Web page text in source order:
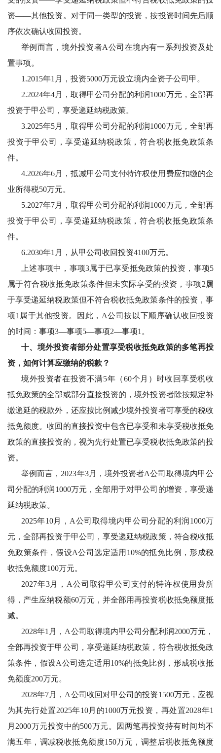
资——其他投资。对于同一类型的投资，按投资时间先后顺
序依次确认收回投资。
举例而言，境外投资者A公司在境内有一系列投资及处
置事项。
1.2015年1月，投资5000万元设立境内全资子公司甲。
2.2024年4月，取得甲公司分配的利润1000万元，全部再
投资于甲公司，享受递延纳税政策。
3.2025年5月，取得甲公司分配的利润1000万元，全部再
投资于甲公司，享受递延纳税政策，符合税收抵免政策条
件。
4.2026年6月，抵减甲公司支付特许权使用费应扣缴的企
业所得税50万元。
5.2027年7月，取得甲公司分配的利润1000万元，全部再
投资于甲公司，享受递延纳税政策，符合税收抵免政策条
件。
6.2030年1月，从甲公司收回投资4100万元。
上述事项中，事项3属于已享受抵免政策的投资，事项5
属于符合税收抵免政策条件但未实际享受的投资，事项2属
于享受递延纳税政策但不符合税收抵免政策条件的投资，事
项1属于其他投资。因此，A公司按以下顺序确认收回投资
的时间：事项3—事项5—事项2—事项1。
十、境外投资者部分处置享受税收抵免政策的多笔再投
资，如何计算应缴纳的税款？
境外投资者在投资不满5年（60个月）时收回享受税收
抵免政策的全部或部分直接投资的，境外投资者除按规定补
缴递延的税款外，还应按比例减少境外投资者可享受的税收
抵免额度。收回的直接投资中包含已享受和未享受税收抵免
政策的直接投资的，视为先行处置已享受税收抵免政策的投
资。
举例而言， 2023年3月，境外投资者A公司取得境内甲公
司分配的利润1000万元，全部用于对甲公司的增资，享受递
延纳税政策。
2025年10月，A公司取得境内甲公司分配的利润1000万
元，全部再投资于甲公司，享受递延纳税政策，符合税收抵
免政策条件，假设A公司选定适用10%的抵免比例，形成税
收抵免额度100万元。
2027年3月，A公司取得甲公司支付的特许权使用费所
得，产生应纳税额60万元，并全部用再投资税收抵免额度抵
减。
2028年1月，A公司取得境内甲公司分配利润2000万元，
全部再投资于甲公司，享受递延纳税政策，符合税收抵免政
策条件，假设A公司选定适用10%的抵免比例，形成税收抵
免额度200万元。
2028年7月，A公司收回对甲公司的投资1500万元，应视
为其先行处置2025年10月的1000万元投资，再处置2028年1
月2000万元投资中的500万元。因两笔再投资持有时间均不
满五年，调减税收抵免额度150万元，调整后税收抵免额度